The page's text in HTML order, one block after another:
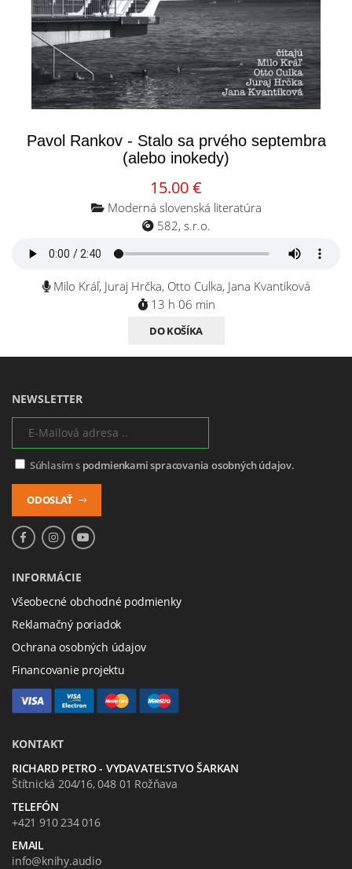
Pavol Rankov - Stalo sa prvého septembra
(alebo inokedy)
15.00 €
Moderná slovenská literatúra
582, s.r.o.
Milo Kráľ, Juraj Hrčka, Otto Culka, Jana Kvantiková
13 h 06 min
DO KOŠÍKA
NEWSLETTER
Súhlasím s podmienkami spracovania osobných údajov.
ODOSLAŤ
INFORMÁCIE
Všeobecné obchodné podmienky
Reklamačný poriadok
Ochrana osobných údajov
Financovanie projektu
KONTAKT
RICHARD PETRO - VYDAVATEĽSTVO ŠARKAN
Štítnická 204/16, 048 01 Rožňava
TELEFÓN
+421 910 234 016
EMAIL
info@knihy.audio